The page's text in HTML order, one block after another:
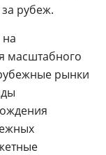
рубеж.
масштабного
рынки